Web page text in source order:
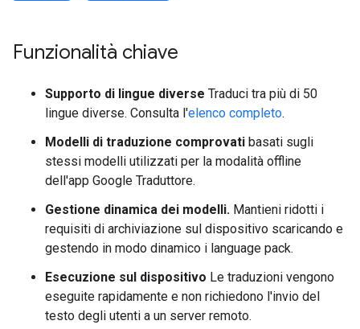
Funzionalità chiave
Supporto di lingue diverse Traduci tra più di 50
lingue diverse. Consulta l'elenco completo.
Modelli di traduzione comprovati basati sugli
stessi modelli utilizzati per la modalità offline
dell'app Google Traduttore.
Gestione dinamica dei modelli. Mantieni ridotti i
requisiti di archiviazione sul dispositivo scaricando e
gestendo in modo dinamico i language pack.
Esecuzione sul dispositivo Le traduzioni vengono
eseguite rapidamente e non richiedono l'invio del
testo degli utenti a un server remoto.